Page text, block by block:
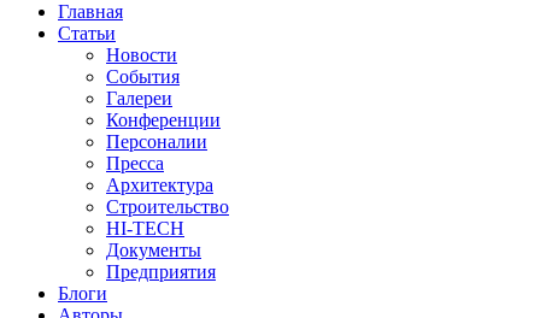
Главная
Статьи
Новости
События
Галереи
Конференции
Персоналии
Пресса
Архитектура
Строительство
HI-TECH
Документы
Предприятия
Блоги